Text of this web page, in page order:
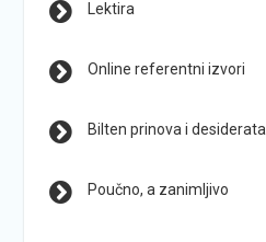
Lektira
Online referentni izvori
Bilten prinova i desiderata
Poučno, a zanimljivo